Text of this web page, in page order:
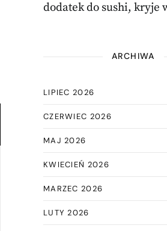
dodatek do sushi, kryje
ARCHIWA
LIPIEC 2026
CZERWIEC 2026
MAJ 2026
KWIECIEŃ 2026
MARZEC 2026
LUTY 2026